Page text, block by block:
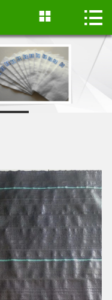
 首页
产品中心
新闻资讯
工程案例
公司简介
联系我们
 